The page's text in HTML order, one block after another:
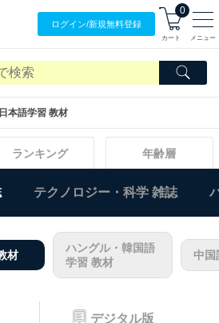
ログイン/新規無料登録
0
カート メニュー
日本語学習 教材
ランキング 年齢層
テクノロジー・科学 雑誌
材
ハングル・韓国語
学習 教材
中国
デジタル版